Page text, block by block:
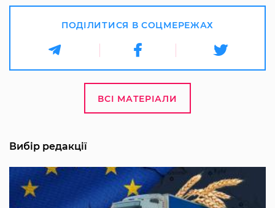
ПОДІЛИТИСЯ В СОЦМЕРЕЖАХ
ВСІ МАТЕРІАЛИ
Вибір редакції